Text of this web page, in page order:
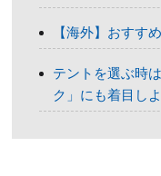
【海外】おすす
テントを選ぶ時
ク」にも着目しよ